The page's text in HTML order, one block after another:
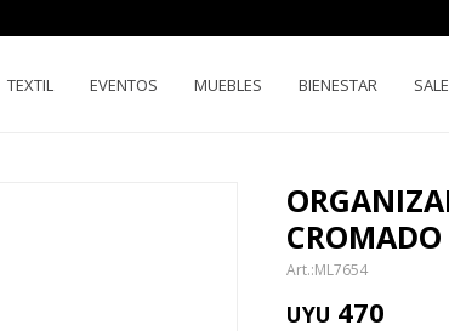
TEXTIL EVENTOS MUEBLES BIENESTAR SALE
ML7654
UYU 470